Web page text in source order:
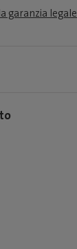
garanzia legale